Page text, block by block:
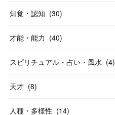
知覚・認知 (30)
才能・能力 (40)
スピリチュアル・占い・風水 (4)
天才 (8)
人種・多様性 (14)